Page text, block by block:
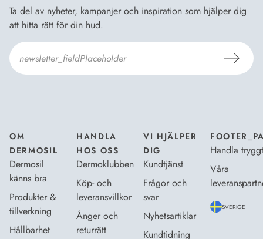
Ta del av nyheter, kampanjer och inspiration som hjälper dig
att hitta rätt för din hud.
OM
DERMOSIL
Dermosil
känns bra
Produkter &
tillverkning
Hållbarhet
HANDLA
HOS OSS
Dermoklubben
Köp- och
leveransvillkor
Ånger och
returrätt
VI HJÄLPER
DIG
Kundtjänst
Frågor och
svar
Nyhetsartiklar
Kundtidning
Handla tryggt
Våra
SVERIGE